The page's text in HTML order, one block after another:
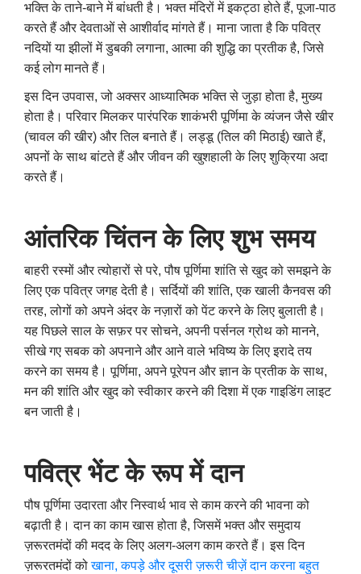
भक्ति के ताने-बाने में बांधती है। भक्त मंदिरों में इकट्ठा होते हैं, पूजा-पाठ
करते हैं और देवताओं से आशीर्वाद मांगते हैं। माना जाता है कि पवित्र
नदियों या झीलों में डुबकी लगाना, आत्मा की शुद्धि का प्रतीक है, जिसे
कई लोग मानते हैं।
इस दिन उपवास, जो अक्सर आध्यात्मिक भक्ति से जुड़ा होता है, मुख्य
होता है। परिवार मिलकर पारंपरिक शाकंभरी पूर्णिमा के व्यंजन जैसे खीर
(चावल की खीर) और तिल बनाते हैं। लड्डू (तिल की मिठाई) खाते हैं,
अपनों के साथ बांटते हैं और जीवन की खुशहाली के लिए शुक्रिया अदा
करते हैं।
आंतरिक चिंतन के लिए शुभ समय
बाहरी रस्मों और त्योहारों से परे, पौष पूर्णिमा शांति से खुद को समझने के
लिए एक पवित्र जगह देती है। सर्दियों की शांति, एक खाली कैनवस की
तरह, लोगों को अपने अंदर के नज़ारों को पेंट करने के लिए बुलाती है।
यह पिछले साल के सफ़र पर सोचने, अपनी पर्सनल ग्रोथ को मानने,
सीखे गए सबक को अपनाने और आने वाले भविष्य के लिए इरादे तय
करने का समय है। पूर्णिमा, अपने पूरेपन और ज्ञान के प्रतीक के साथ,
मन की शांति और खुद को स्वीकार करने की दिशा में एक गाइडिंग लाइट
बन जाती है।
पवित्र भेंट के रूप में दान
पौष पूर्णिमा उदारता और निस्वार्थ भाव से काम करने की भावना को
बढ़ाती है। दान का काम खास होता है, जिसमें भक्त और समुदाय
ज़रूरतमंदों की मदद के लिए अलग-अलग काम करते हैं। इस दिन
ज़रूरतमंदों कोखाना, कपड़े और दूसरी ज़रूरी चीज़ें दान करना बहुत